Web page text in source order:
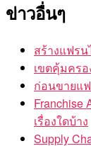
ข่าวอื่นๆ
สร้างแฟร
เขตคุ้มคร
ก่อนขายแ
Franchise
เรื่องใดบ้าง
Supply